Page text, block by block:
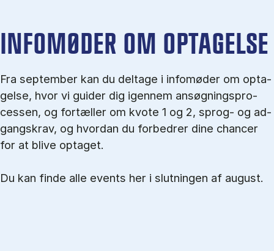
IN­FO­MØ­DER OM OP­TA­GEL­SE
Fra september kan du del­tage i in­fo­mø­der om op­ta­
gel­se, hvor vi gu­i­der dig igen­nem an­søg­nings­pro­
ces­sen, og for­tæl­ler om kvo­te 1 og 2, sprog- og ad­
gangs­krav, og hvordan du forbedrer dine chancer
for at blive optaget.
Du kan finde alle events her i slutningen af august.